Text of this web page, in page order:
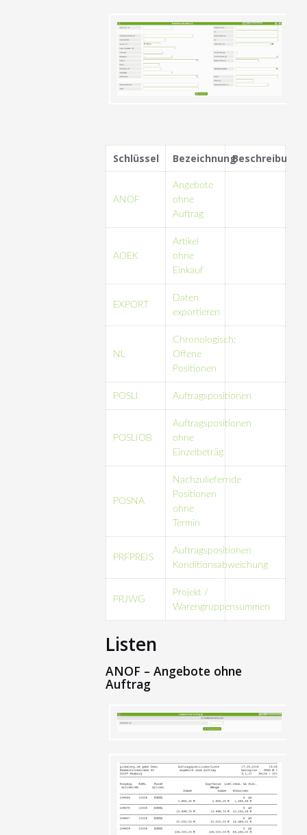
Schlüssel BezeichnungBeschreibung
ANOF
Angebote
ohne
Auftrag
AOEK
Artikel
ohne
Einkauf
EXPORT
Daten
exportieren
NL
Chronologisch:
Offene
Positionen
POSLI Auftragspositionen
POSLIOB
Auftragspositionen
ohne
Einzelbeträg
POSNA
Nachzuliefernde
Positionen
ohne
Termin
PRFPREIS
Auftragspositionen
Konditionsabweichung
PRJWG
Projekt /
Warengruppensummen
Listen
ANOF – Angebote ohne
Auftrag